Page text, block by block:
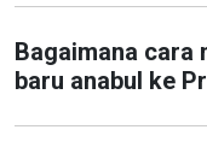
Bagaimana cara
baru anabul ke